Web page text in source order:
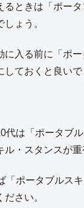
るときは「ポー
ょう。
に入る前に「ポ
しておくと良いで
代は「ポータブル
ル・スタンスが重
「ポータブルス
さい。